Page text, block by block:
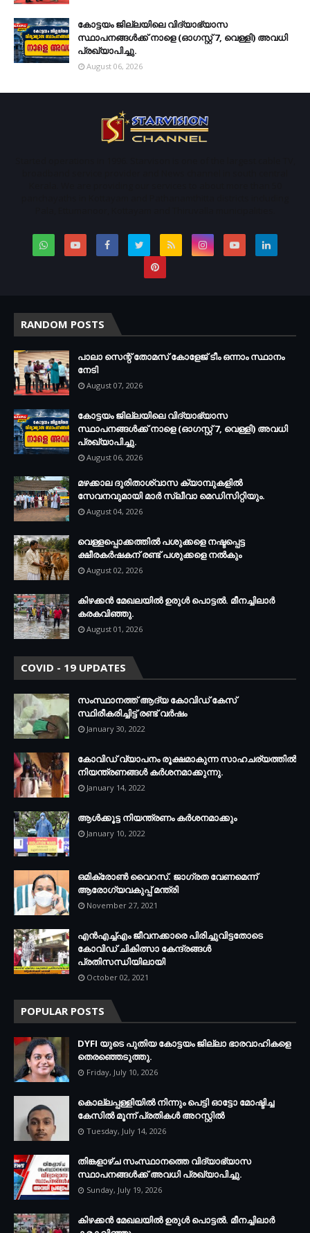
കോട്ടയം ജില്ലയിലെ വിദ്യാഭ്യാസ
സ്ഥാപനങ്ങള്‍ക്ക് നാളെ (ഓഗസ്റ്റ് 7, വെള്ളി) അവധി
പ്രഖ്യാപിച്ചു.
August 06, 2026
RANDOM POSTS
പാലാ സെന്റ് തോമസ് കോളേജ് ടീം ഒന്നാം സ്ഥാനം
നേടി
August 07, 2026
കോട്ടയം ജില്ലയിലെ വിദ്യാഭ്യാസ
സ്ഥാപനങ്ങള്‍ക്ക് നാളെ (ഓഗസ്റ്റ് 7, വെള്ളി) അവധി
പ്രഖ്യാപിച്ചു.
August 06, 2026
മഴക്കാല ദുരിതാശ്വാസ ക്യാമ്പുകളിൽ
സേവനവുമായി മാർ സ്ലീവാ മെഡിസിറ്റിയും.
August 04, 2026
വെള്ളപ്പൊക്കത്തില്‍ പശുക്കളെ നഷ്ടപ്പെട്ട
ക്ഷീരകര്‍ഷകന് രണ്ട് പശുക്കളെ നല്‍കും
August 02, 2026
കിഴക്കന്‍ മേഖലയില്‍ ഉരുള്‍ പൊട്ടല്‍. മീനച്ചിലാര്‍
കരകവിഞ്ഞു.
August 01, 2026
COVID - 19 UPDATES
സംസ്ഥാനത്ത് ആദ്യ കോവിഡ് കേസ്
സ്ഥിരീകരിച്ചിട്ട് രണ്ട് വര്‍ഷം
January 30, 2022
കോവിഡ് വ്യാപനം രൂക്ഷമാകുന്ന സാഹചര്യത്തില്‍
നിയന്ത്രണങ്ങള്‍ കര്‍ശനമാക്കുന്നു.
January 14, 2022
ആള്‍ക്കൂട്ട നിയന്ത്രണം കര്‍ശനമാക്കും
January 10, 2022
ഒമിക്രോണ്‍ വൈറസ്. ജാഗ്രത വേണമെന്ന്
ആരോഗ്യവകുപ്പ് മന്ത്രി
November 27, 2021
എന്‍എച്ച്എം ജീവനക്കാരെ പിരിച്ചുവിട്ടതോടെ
കോവിഡ് ചികിത്സാ കേന്ദ്രങ്ങള്‍
പ്രതിസന്ധിയിലായി
October 02, 2021
POPULAR POSTS
DYFI യുടെ പുതിയ കോട്ടയം ജില്ലാ ഭാരവാഹികളെ
തെരഞ്ഞെടുത്തു.
Friday, July 10, 2026
കൊല്ലപ്പള്ളിയില്‍ നിന്നും പെട്ടി ഓട്ടോ മോഷ്ടിച്ച
കേസില്‍ മൂന്ന് പ്രതികള്‍ അറസ്റ്റില്‍
Tuesday, July 14, 2026
തിങ്കളാഴ്ച സംസ്ഥാനത്തെ വിദ്യാഭ്യാസ
സ്ഥാപനങ്ങള്‍ക്ക് അവധി പ്രഖ്യാപിച്ചു.
Sunday, July 19, 2026
കിഴക്കന്‍ മേഖലയില്‍ ഉരുള്‍ പൊട്ടല്‍. മീനച്ചിലാര്‍